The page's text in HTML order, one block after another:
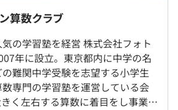
制度を導入（今後はタブレットを活
ステムの開発などを計画していま
関する事項
・日）
及びその内容
な事だと思っております。社内研
読書する事により皆さんの「毎年自
きましょう。」
制度もございます。(規定あり)
算数クラブ
の学習塾を経営 株式会社フォト
年に設立。東京都内に中学の名
難関中学受験を志望する小学生
専門の学習塾を運営している会
く左右する算数に着目をし事業を